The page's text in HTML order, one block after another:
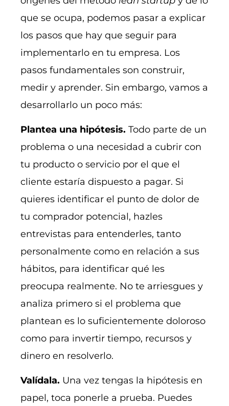
que se ocupa, podemos pasar a explicar
los pasos que hay que seguir para
implementarlo en tu empresa. Los
pasos fundamentales son construir,
medir y aprender. Sin embargo, vamos a
desarrollarlo un poco más:
Plantea una hipótesis. Todo parte de un
problema o una necesidad a cubrir con
tu producto o servicio por el que el
cliente estaría dispuesto a pagar. Si
quieres identificar el punto de dolor de
tu comprador potencial, hazles
entrevistas para entenderles, tanto
personalmente como en relación a sus
hábitos, para identificar qué les
preocupa realmente. No te arriesgues y
analiza primero si el problema que
plantean es lo suficientemente doloroso
como para invertir tiempo, recursos y
dinero en resolverlo.
Valídala. Una vez tengas la hipótesis en
papel, toca ponerle a prueba. Puedes